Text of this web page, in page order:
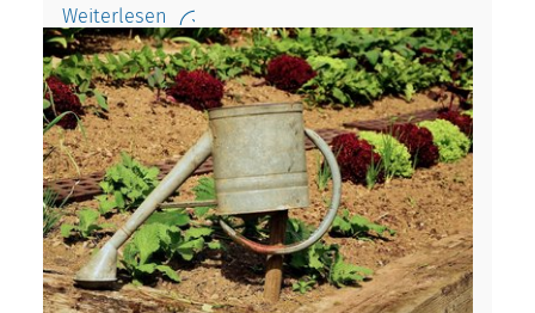
Weiterlesen